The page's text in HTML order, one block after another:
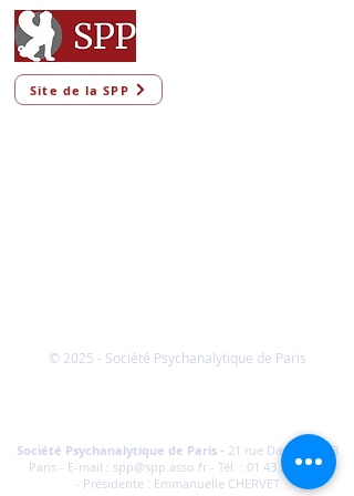
Site de la SPP
© 2025 - Société Psychanalytique de Paris
Société Psychanalytique de Paris- 21 rue Daviel 75013
Paris - E-mail : spp@spp.asso.fr- Tél. : 01 43 29 66 70
- Présidente : Emmanuelle CHERVET